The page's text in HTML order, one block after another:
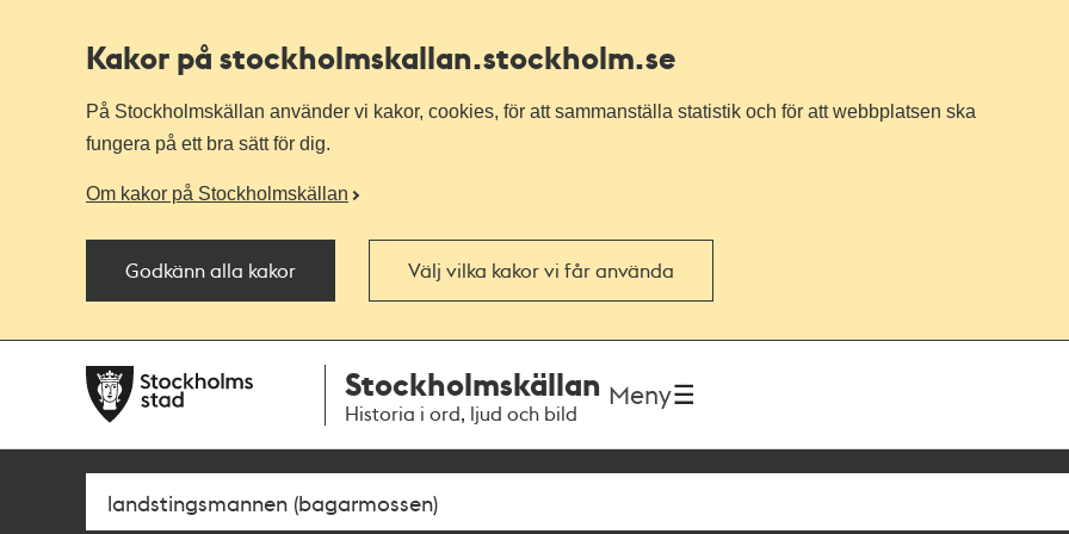
Kakor på stockholmskallan.stockholm.se
På Stockholmskällan använder vi kakor, cookies, för att sammanställa statistik och för att webbplatsen ska
fungera på ett bra sätt för dig.
Om kakor på Stockholmskällan
Godkänn alla kakor Välj vilka kakor vi får använda
navigationen
huvudinnehållet
Stockholmskällan
Historia i ord, ljud och bild
Meny
Sök